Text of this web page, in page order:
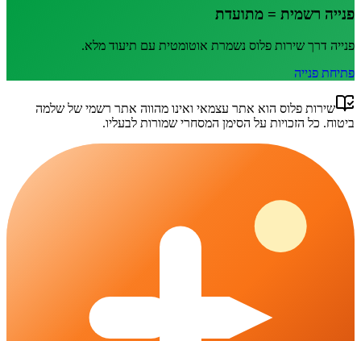
פנייה רשמית = מתועדת
פנייה דרך שירות פלוס נשמרת אוטומטית עם תיעוד מלא.
פתיחת פנייה
שירות פלוס הוא אתר עצמאי ואינו מהווה אתר רשמי של שלמה
ביטוח. כל הזכויות על הסימן המסחרי שמורות לבעליו.